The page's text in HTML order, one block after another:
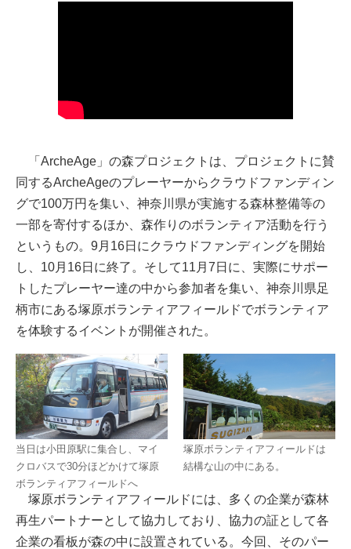
「ArcheAge」の森プロジェクトは、プロジェクトに賛
同するArcheAgeのプレーヤーからクラウドファンディン
グで100万円を集い、神奈川県が実施する森林整備等の
一部を寄付するほか、森作りのボランティア活動を行う
というもの。9月16日にクラウドファンディングを開始
し、10月16日に終了。そして11月7日に、実際にサポー
トしたプレーヤー達の中から参加者を集い、神奈川県足
柄市にある塚原ボランティアフィールドでボランティア
を体験するイベントが開催された。
当日は小田原駅に集合し、マイ
クロバスで30分ほどかけて塚原
ボランティアフィールドへ
塚原ボランティアフィールドは
結構な山の中にある。
塚原ボランティアフィールドには、多くの企業が森林
再生パートナーとして協力しており、協力の証として各
企業の看板が森の中に設置されている。今回、そのパー